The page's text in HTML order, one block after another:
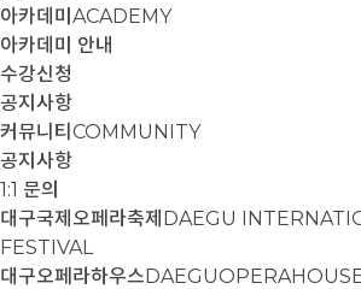
아카데미 ACADEMY
아카데미 안내
수강신청
공지사항
커뮤니티 COMMUNITY
공지사항
1:1 문의
대구국제오페라축제 DAEGU
FESTIVAL
대구오페라하우스